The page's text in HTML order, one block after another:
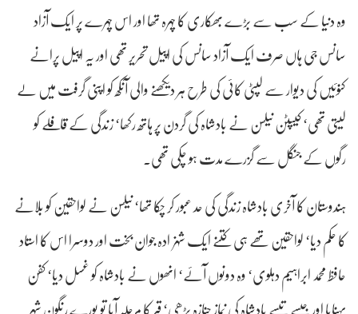
وہ دنیا کے سب سے بڑے بھکاری کا چہرہ تھا اور اس چہرے پر ایک آزاد
سانس جی ہاں صرف ایک آزاد سانس کی اپیل تحریر تھی اور یہ اپیل پرانے
کنوئیں کی دیوار سے لپٹی کائی کی طرح ہر دیکھنے والی آنکھ کو اپنی گرفت میں لے
لیتی تھی‘ کیپٹن نیلسن نے بادشاہ کی گردن پر ہاتھ رکھا‘ زندگی کے قافلے کو
رگوں کے جنگل سے گزرے مدت ہو چکی تھی۔
ہندوستان کا آخری بادشاہ زندگی کی حد عبور کر چکا تھا‘ نیلسن نے لواحقین کو بلانے
کا حکم دیا‘ لواحقین تھے ہی کتنے ایک شہزادہ جوان بخت اور دوسرا اس کا استاد
حافظ محمد ابراہیم دہلوی‘ وہ دونوں آئے‘ انھوں نے بادشاہ کو غسل دیا‘ کفن